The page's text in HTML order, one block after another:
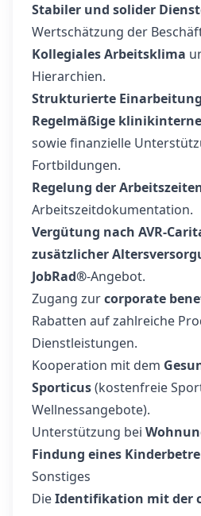
Stabiler und solider
Wertschätzung der
Kollegiales Arbeitsklima
Hierarchien.
Strukturierte
Regelmäßige
sowie finanzielle
Fortbildungen.
Regelung der
Arbeitszeitdokumentation.
Vergütung nach
zusätzlicher
JobRad®-Angebot.
Zugang zurcorporate
Rabatten auf zahlreiche
Dienstleistungen.
Kooperation mit dem
Sporticus(kostenfreie
Wellnessangebote).
Unterstützung bei
Findung eines
Sonstiges
DieIdentifikation mit der